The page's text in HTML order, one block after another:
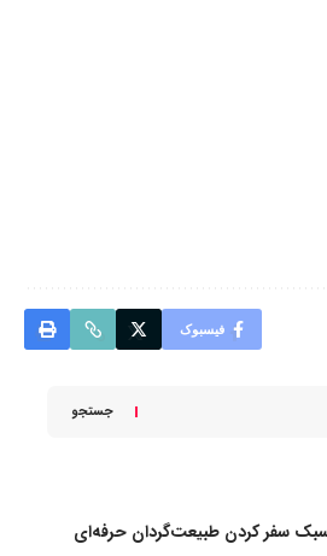
فیسبوک
جستجو
سبک سفر کردن طبیعت‌گردان حرفه‌ای